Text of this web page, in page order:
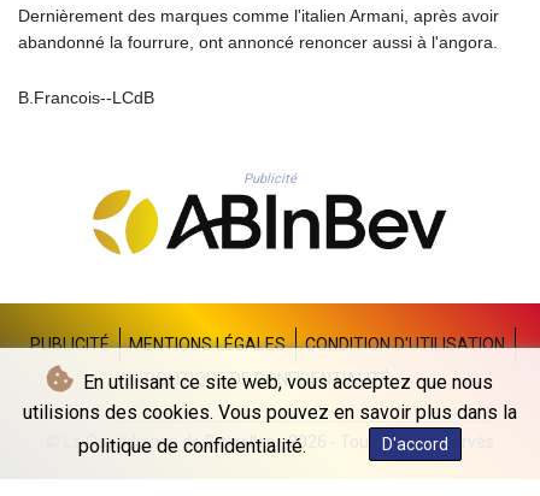
En utilisant ce site web, vous acceptez que nous
utilisions des cookies. Vous pouvez en savoir plus dans la
politique de confidentialité.
D'accord
KRW 1640.253536
KWD 0.357104
103255.774835
LKR 386.757893
LRD 208.125242
LYD 7.334236
MAD 10.746522
MDL 20.051112
MGA 4920.499886
MKD 61.581589
Dernièrement des marques comme l'italien Armani, après avoir
abandonné la fourrure, ont annoncé renoncer aussi à l'angora.
B.Francois--LCdB
Publicité
PUBLICITÉ MENTIONS LÉGALES
CONDITION D'UTILISATION
POLITIQUE DE CONFIDENTIALITÉ
© La Quotidienne de Bruxelles - 2026 - Tous droits réservés